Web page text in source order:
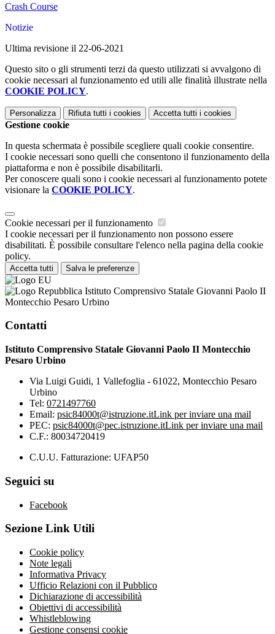
Crash Course
Notizie
Ultima revisione il 22-06-2021
Questo sito o gli strumenti terzi da questo utilizzati si avvalgono di
cookie necessari al funzionamento ed utili alle finalità illustrate nella
COOKIE POLICY.
Personalizza Rifiuta tutti i cookies Accetta tutti i cookies
Gestione cookie
In questa schermata è possibile scegliere quali cookie consentire.
I cookie necessari sono quelli che consentono il funzionamento della
piattaforma e non è possibile disabilitarli.
Per conoscere quali sono i cookie necessari al funzionamento potete
visionare la COOKIE POLICY.
Cookie necessari per il funzionamento
I cookie necessari per il funzionamento non possono essere
disabilitati. È possibile consultare l'elenco nella pagina della cookie
policy.
Accetta tutti Salva le preferenze
Istituto Comprensivo Statale Giovanni Paolo II
Montecchio Pesaro Urbino
Contatti
Istituto Comprensivo Statale Giovanni Paolo II Montecchio
Pesaro Urbino
Via Luigi Guidi, 1 Vallefoglia - 61022, Montecchio Pesaro
Urbino
Tel: 0721497760
Email: psic84000t@istruzione.itLink per inviare una mail
PEC: psic84000t@pec.istruzione.itLink per inviare una mail
C.F.: 80034720419
C.U.U. Fatturazione: UFAP50
Seguici su
Facebook
Sezione Link Utili
Cookie policy
Note legali
Informativa Privacy
Ufficio Relazioni con il Pubblico
Dichiarazione di accessibilità
Obiettivi di accessibilità
Whistleblowing
Gestione consensi cookie